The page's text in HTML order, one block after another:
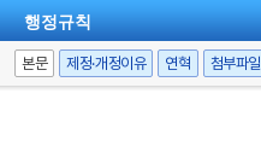
행정규칙
본문 제정·개정이유 연혁 첨부파일